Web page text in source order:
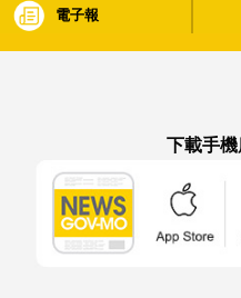
電子報
下載手